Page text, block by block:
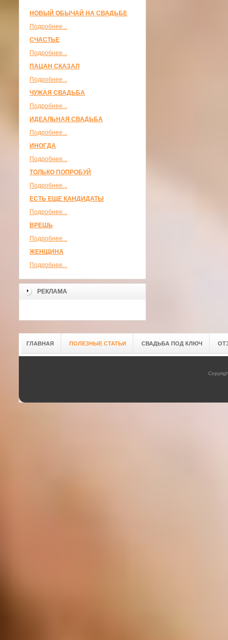
НОВЫЙ ОБЫЧАЙ НА СВАДЬБЕ
Подробнее...
СЧАСТЬЕ
Подробнее...
ПАЦАН СКАЗАЛ
Подробнее...
ЧУЖАЯ СВАДЬБА
Подробнее...
ИДЕАЛЬНАЯ СВАДЬБА
Подробнее...
ИНОГДА
Подробнее...
ТОЛЬКО ПОПРОБУЙ
Подробнее...
ЕСТЬ ЕЩЕ КАНДИДАТЫ
Подробнее...
ВРЕШЬ
Подробнее...
ЖЕНЩИНА
Подробнее...
РЕКЛАМА
ГЛАВНАЯ ПОЛЕЗНЫЕ СТАТЬИ СВАДЬБА ПОД КЛЮЧ